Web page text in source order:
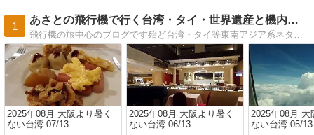
1
あさとの飛行機で行く台湾・タイ・世界遺産と機内食の日記
2025年08月 大阪より暑く
ない台湾 07/13
2025年08月 大阪より暑く
ない台湾 06/13
2025年08月 大
ない台湾 05/13